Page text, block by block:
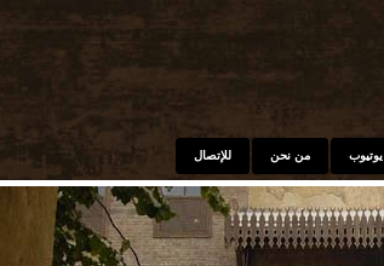
للإتصال من نحن يوتيوب